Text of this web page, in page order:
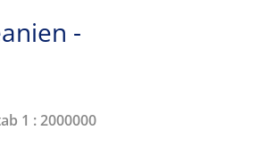
-
1 : 2000000